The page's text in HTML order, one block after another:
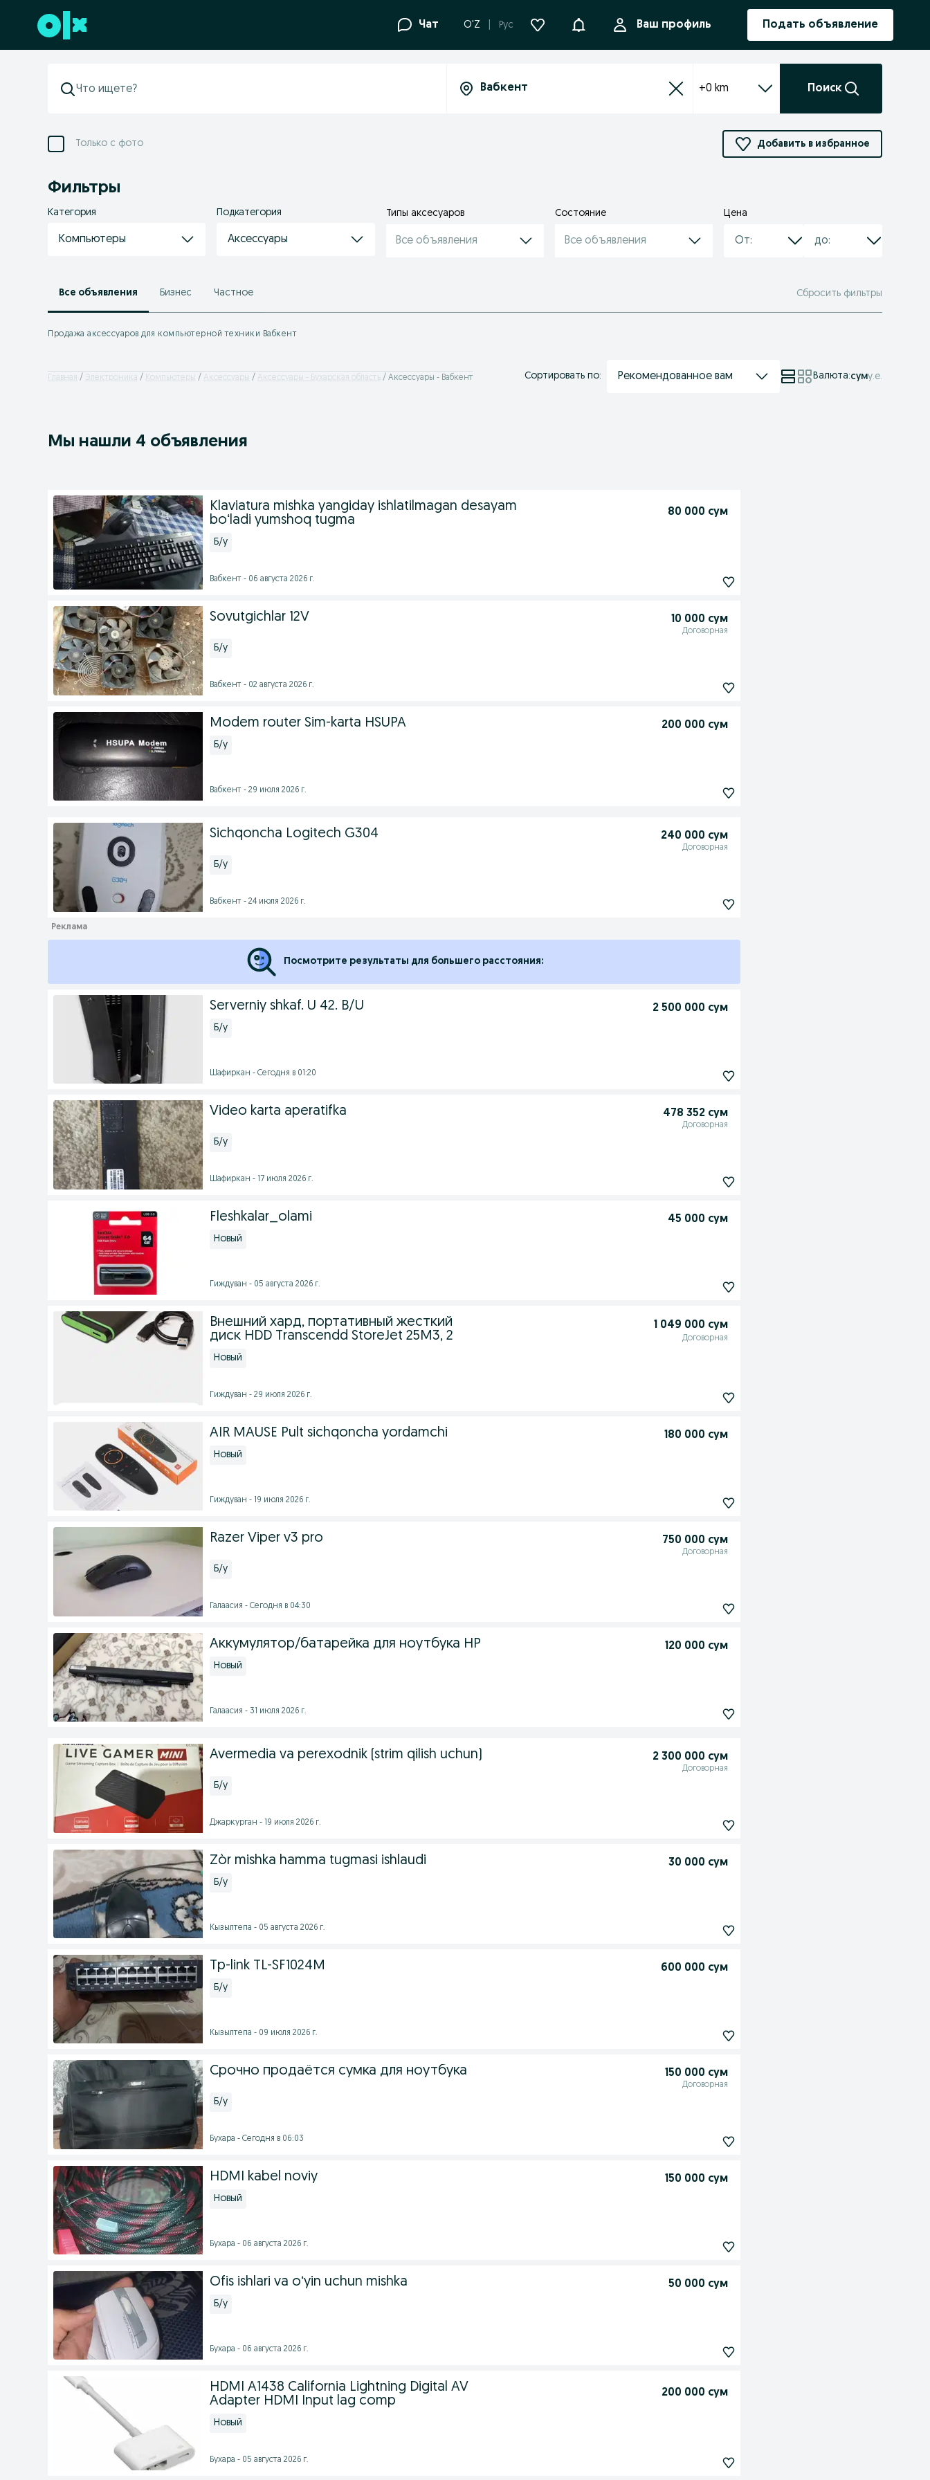
Перейти к нижнему колонтитулу Чат O'Z Рус УведомленияВаш профиль Подать объявление
+0 km Поиск
Только с фото Добавить в избранное
Фильтры
Категория
Компьютеры
Подкатегория
Аксессуары
Типы аксесуаров
Все объявления
Состояние
Все объявления
Цена
Все объявления Бизнес Частное Сбросить фильтры
Продажа аксессуаров для компьютерной техники Вабкент
Главная Электроника Компьютеры Аксессуары Аксессуары - Бухарская область Аксессуары - Вабкент Сортировать по: Рекомендованное вам Валюта:суму.е.
Мы нашли 4 объявления
Klaviatura mishka yangiday ishlatilmagan desayam
boʻladi yumshoq tugma
80 000 сум
Б/у
Вабкент - 06 августа 2026 г.
Sovutgichlar 12V 10 000 сум
Договорная
Б/у
Вабкент - 02 августа 2026 г.
Modem router Sim-karta HSUPA 200 000 сум
Б/у
Вабкент - 29 июля 2026 г.
Sichqoncha Logitech G304 240 000 сум
Договорная
Б/у
Вабкент - 24 июля 2026 г.
Посмотрите результаты для большего расстояния:
Serverniy shkaf. U 42. B/U 2 500 000 сум
Б/у
Шафиркан - Сегодня в 01:20
Video karta aperatifka 478 352 сум
Договорная
Б/у
Шафиркан - 17 июля 2026 г.
Fleshkalar_olami 45 000 сум
Новый
Гиждуван - 05 августа 2026 г.
Внешний хард, портативный жесткий
диск HDD Transcendd StoreJet 25M3, 2
1 049 000 сум
Договорная
Новый
Гиждуван - 29 июля 2026 г.
AIR MAUSE Pult sichqoncha yordamchi 180 000 сум
Новый
Гиждуван - 19 июля 2026 г.
Razer Viper v3 pro 750 000 сум
Договорная
Б/у
Галаасия - Сегодня в 04:30
Аккумулятор/батарейка для ноутбука HP 120 000 сум
Новый
Галаасия - 31 июля 2026 г.
Avermedia va perexodnik (strim qilish uchun) 2 300 000 сум
Договорная
Б/у
Джаркурган - 19 июля 2026 г.
Zòr mishka hamma tugmasi ishlaudi 30 000 сум
Б/у
Кызылтепа - 05 августа 2026 г.
Tp-link TL-SF1024M 600 000 сум
Б/у
Кызылтепа - 09 июля 2026 г.
Срочно продаётся сумка для ноутбука 150 000 сум
Договорная
Б/у
Бухара - Сегодня в 06:03
HDMI kabel noviy 150 000 сум
Новый
Бухара - 06 августа 2026 г.
Ofis ishlari va oʻyin uchun mishka 50 000 сум
Б/у
Бухара - 06 августа 2026 г.
HDMI A1438 California Lightning Digital AV
Adapter HDMI Input lag comp
200 000 сум
Новый
Бухара - 05 августа 2026 г.